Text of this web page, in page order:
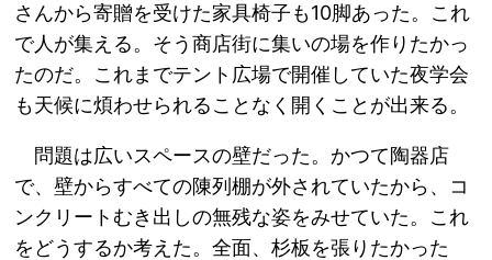
さんから寄贈を受けた家具椅子も10脚あった。これ
で人が集える。そう商店街に集いの場を作りたかっ
たのだ。これまでテント広場で開催していた夜学会
も天候に煩わせられることなく開くことが出来る。
問題は広いスペースの壁だった。かつて陶器店
で、壁からすべての陳列棚が外されていたから、コ
ンクリートむき出しの無残な姿をみせていた。これ
をどうするか考えた。全面、杉板を張りたかった